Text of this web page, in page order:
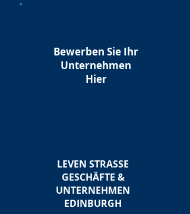
Bewerben Sie Ihr
Unternehmen
Hier
LEVEN STRASSE
GESCHÄFTE &
UNTERNEHMEN
EDINBURGH